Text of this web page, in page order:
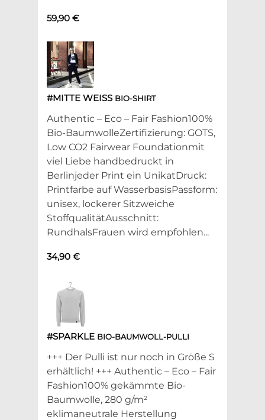
59,90 €
#MITTE WEISS BIO-SHIRT
Authentic – Eco – Fair Fashion100%
Bio-BaumwolleZertifizierung: GOTS,
Low CO2 Fairwear Foundationmit
viel Liebe handbedruckt in
Berlinjeder Print ein UnikatDruck:
Printfarbe auf WasserbasisPassform:
unisex, lockerer Sitzweiche
StoffqualitätAusschnitt:
RundhalsFrauen wird empfohlen...
34,90 €
#SPARKLE BIO-BAUMWOLL-PULLI
+++ Der Pulli ist nur noch in Größe S
erhältlich! +++ Authentic – Eco – Fair
Fashion100% gekämmte Bio-
Baumwolle, 280 g/m²
eklimaneutrale Herstellung